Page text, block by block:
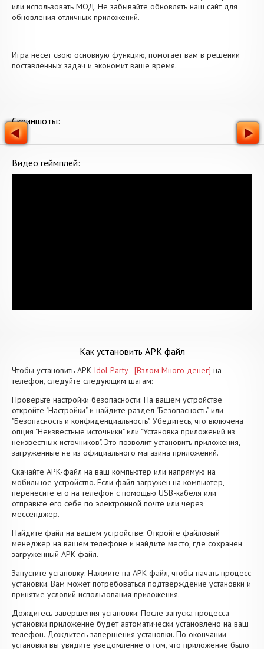
или использовать МОД. Не забывайте обновлять наш сайт для
обновления отличных приложений.
Игра несет свою основную функцию, помогает вам в решении
поставленных задач и экономит ваше время.
Скриншоты:
Видео геймплей:
Как установить APK файл
Чтобы установить APK Idol Party - [Взлом Много денег] на
телефон, следуйте следующим шагам:
Проверьте настройки безопасности: На вашем устройстве
откройте "Настройки" и найдите раздел "Безопасность" или
"Безопасность и конфиденциальность". Убедитесь, что включена
опция "Неизвестные источники" или "Установка приложений из
неизвестных источников". Это позволит установить приложения,
загруженные не из официального магазина приложений.
Скачайте APK-файл на ваш компьютер или напрямую на
мобильное устройство. Если файл загружен на компьютер,
перенесите его на телефон с помощью USB-кабеля или
отправьте его себе по электронной почте или через
мессенджер.
Найдите файл на вашем устройстве: Откройте файловый
менеджер на вашем телефоне и найдите место, где сохранен
загруженный APK-файл.
Запустите установку: Нажмите на APK-файл, чтобы начать процесс
установки. Вам может потребоваться подтверждение установки и
принятие условий использования приложения.
Дождитесь завершения установки: После запуска процесса
установки приложение будет автоматически установлено на ваш
телефон. Дождитесь завершения установки. По окончании
установки вы увидите уведомление о том, что приложение было